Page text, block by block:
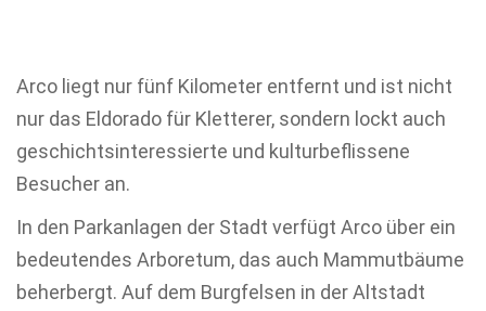
Arco liegt nur fünf Kilometer entfernt und ist nicht
nur das Eldorado für Kletterer, sondern lockt auch
geschichtsinteressierte und kulturbeflissene
Besucher an.
In den Parkanlagen der Stadt verfügt Arco über ein
bedeutendes Arboretum, das auch Mammutbäume
beherbergt. Auf dem Burgfelsen in der Altstadt